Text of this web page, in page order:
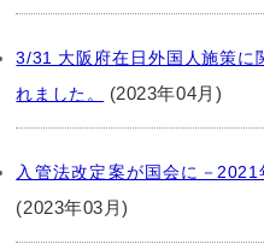
3/31 大阪府在日外国人施策に
れました。
(2023年04月)
入管法改定案が国会に－
(2023年03月)